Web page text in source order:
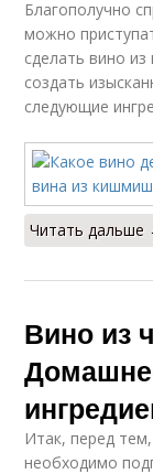
Благополучно
можно
сделать вино
создать
следующие
Читать дальше
Вино из
Итак, перед
необходимо